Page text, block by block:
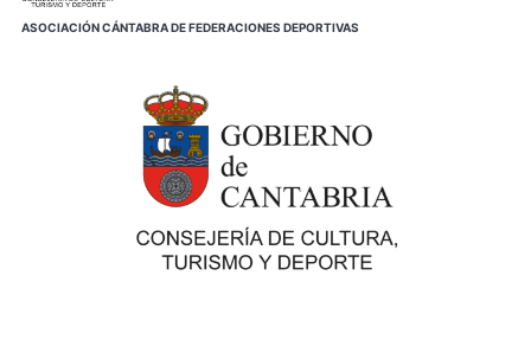
ASOCIACIÓN CÁNTABRA DE FEDERACIONES DEPORTIVAS